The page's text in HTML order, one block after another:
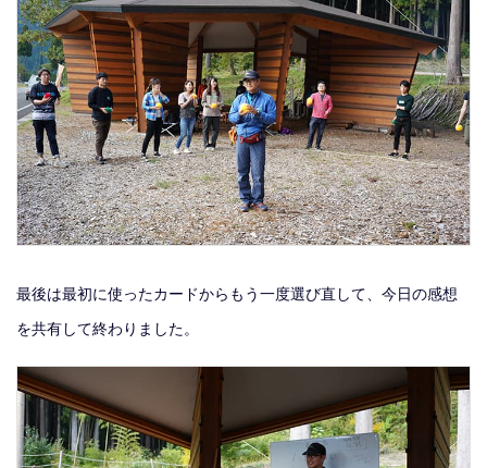
最後は最初に使ったカードからもう一度選び直して、今日の感想
を共有して終わりました。